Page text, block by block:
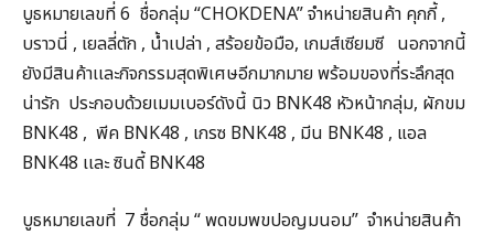
บูธหมายเลขที่ 6 ชื่อกลุ่ม “CHOKDENA” จำหน่ายสินค้า คุกกี้ ,
บราวนี่ , เยลลี่ตัก , น้ำเปล่า , สร้อยข้อมือ, เกมส์เซียมซี นอกจากนี้
ยังมีสินค้าเเละกิจกรรมสุดพิเศษอีกมากมาย พร้อมของที่ระลึกสุด
น่ารัก ประกอบด้วยเมมเบอร์ดังนี้ นิว BNK48 หัวหน้ากลุ่ม, ผักขม
BNK48 , พีค BNK48 , เกรซ BNK48 , มีน BNK48 , แอล
BNK48 เเละ ซินดี้ BNK48
บูธหมายเลขที่ 7 ชื่อกลุ่ม “ พดขมพขปอญมนอม” จำหน่ายสินค้า